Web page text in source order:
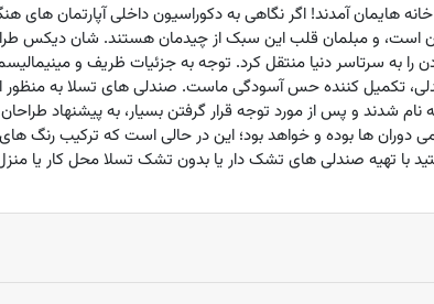
هایمان آمدند! اگر نگاهی به دکوراسیون داخلی آپارتمان های
و مبلمان قلب این سبک از چیدمان هستند. شان دیکس
را به سرتاسر دنیا منتقل کرد. توجه به جزئیات ظریف و
تکمیل کننده حس آسودگی ماست. صندلی های تسلا به منظور
شدند و پس از مورد توجه قرار گرفتن بسیار، به پیشنهاد طراحان
دوران ها بوده و خواهد بود؛ این در حالی است که ترکیب رنگ
تهیه صندلی های تشک دار یا بدون تشک تسلا محل کار یا منزل